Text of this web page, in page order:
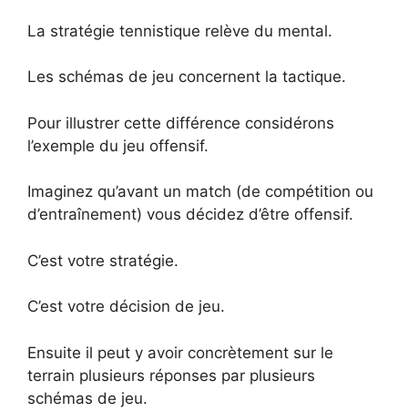
La stratégie tennistique relève du mental.
Les schémas de jeu concernent la tactique.
Pour illustrer cette différence considérons
l’exemple du jeu offensif.
Imaginez qu’avant un match (de compétition ou
d’entraînement) vous décidez d’être offensif.
C’est votre stratégie.
C’est votre décision de jeu.
Ensuite il peut y avoir concrètement sur le
terrain plusieurs réponses par plusieurs
schémas de jeu.